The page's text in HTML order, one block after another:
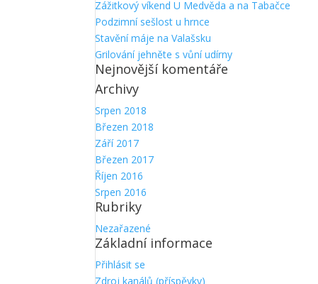
Zážitkový víkend U Medvěda a na Tabačce
Podzimní sešlost u hrnce
Stavění máje na Valašsku
Grilování jehněte s vůní udírny
Nejnovější komentáře
Archivy
Srpen 2018
Březen 2018
Září 2017
Březen 2017
Říjen 2016
Srpen 2016
Rubriky
Nezařazené
Základní informace
Přihlásit se
Zdroj kanálů (příspěvky)